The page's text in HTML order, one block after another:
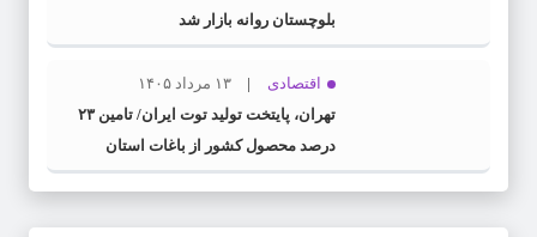
بلوچستان روانه بازار شد
اقتصادی
۱۳ مرداد ۱۴۰۵
تهران، پایتخت تولید توت ایران/ تامین ۲۳
درصد محصول کشور از باغات استان